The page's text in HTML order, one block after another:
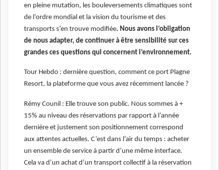
en pleine mutation, les bouleversements climatiques sont
de l’ordre mondial et la vision du tourisme et des
transports s’en trouve modifiée. Nous avons l’obligation
de nous adapter, de continuer à être sensibilité sur ces
grandes ces questions qui concernent l’environnement.
Tour Hebdo : dernière question, comment ce port Plagne
Resort, la plateforme que vous avez récemment lancée ?
Rémy Counil : Elle trouve son public. Nous sommes à +
15% au niveau des réservations par rapport à l’année
dernière et justement son positionnement correspond
aux attentes actuelles. C’est dans l’air du temps : acheter
un ensemble de service à partir d’une même interface.
Cela va d’un achat d’un transport collectif à la réservation